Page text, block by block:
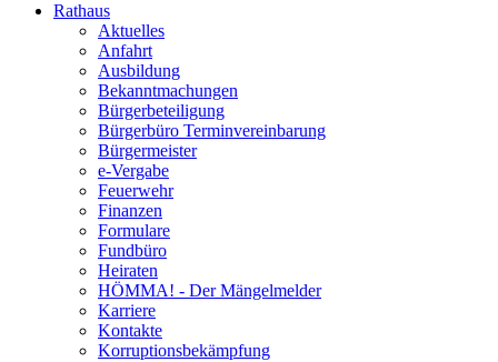
Rathaus
Aktuelles
Anfahrt
Ausbildung
Bekanntmachungen
Bürgerbeteiligung
Bürgerbüro Terminvereinbarung
Bürgermeister
e-Vergabe
Feuerwehr
Finanzen
Formulare
Fundbüro
Heiraten
HÖMMA! - Der Mängelmelder
Karriere
Kontakte
Korruptionsbekämpfung